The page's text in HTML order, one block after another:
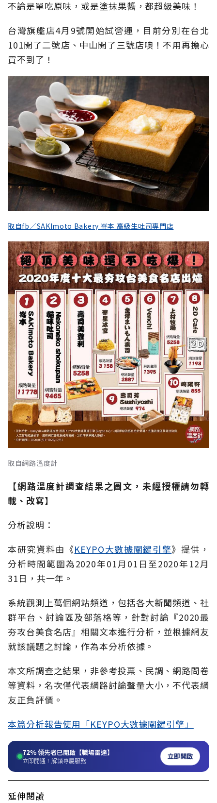
不論是單吃原味，或是塗抹果醬，都超級美味！
台灣旗艦店4月9號開始試營運，目前分別在台北
101開了二號店、中山開了三號店噢！不用再擔心
買不到了！
取自fb／SAKImoto Bakery 嵜本 高級生吐司專門店
取自網路溫度計
【網路溫度計調查結果之圖文，未經授權請勿轉
載、改寫】
分析說明：
本研究資料由《KEYPO大數據關鍵引擎》提供，
分析時間範圍為2020年01月01日至2020年12月
31日，共一年。
系統觀測上萬個網站頻道，包括各大新聞頻道、社
群平台、討論區及部落格等，針對討論『2020最
夯攻台美食名店』相關文本進行分析，並根據網友
就該議題之討論，作為本分析依據。
本文所調查之結果，非參考投票、民調、網路問卷
等資料，名次僅代表網路討論聲量大小，不代表網
友正負評價。
本篇分析報告使用「KEYPO大數據關鍵引擎」
72%領先者已開啟【職場雷達】
立即開通！解鎖專屬服務 立即開啟
延伸閱讀